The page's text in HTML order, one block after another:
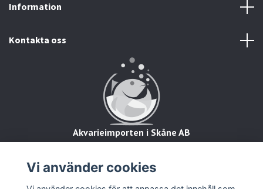
Information
Kontakta oss
Akvarieimporten i Skåne AB
28234 Tyringe
Vi använder cookies